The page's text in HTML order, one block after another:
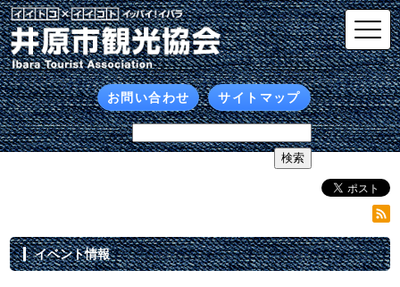
お問い合わせ サイトマップ
イベント情報